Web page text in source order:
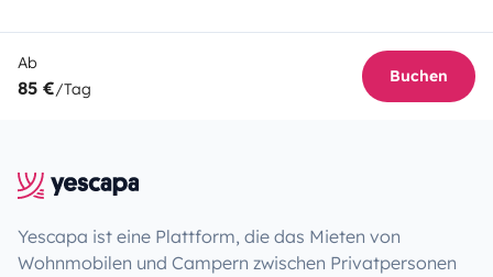
Ab
85 €/Tag
Buchen
Yescapa ist eine Plattform, die das Mieten von
Wohnmobilen und Campern zwischen Privatpersonen